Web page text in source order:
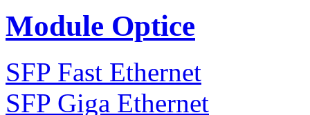
Module Optice
SFP Fast Ethernet
SFP Giga Ethernet